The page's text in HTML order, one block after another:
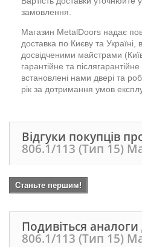
замовлення.
Магазин MetalDoors надає
доставка по Києву та Україні,
досвідченими майстрами
гарантійне та
встановлені нами двері та
рік за дотримання умов
Відгуки покупців
806.1/113 (Тип 15)
Станьте першим!
Подивіться аналоги
806.1/113 (Тип 15)